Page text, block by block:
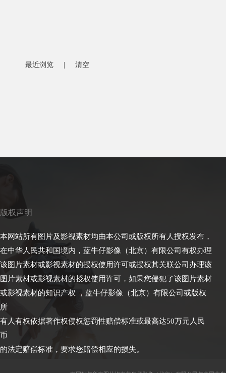
最近浏览 清空
版权声明
本网站所有图片及影视素材均由本公司或版权所有人授权发布，
在中华人民共和国境内，蓝牛仔影像（北京）有限公司有权办理
该图片素材或影视素材的授权使用许可或授权其关联公司办理该
图片素材或影视素材的授权使用许可，如果您侵犯了该图片素材
或影视素材的知识产权 ，蓝牛仔影像（北京）有限公司或版权
所
有人有权依据著作权侵权惩罚性赔偿标准或最高达50万元人民
币
的法定赔偿标准，要求您赔偿相应的损失。